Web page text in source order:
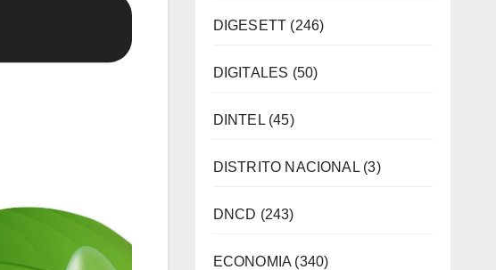
DIGESETT (246)
DIGITALES (50)
DINTEL(45)
DISTRITO NACIONAL(3)
DNCD (243)
ECONOMIA (340)